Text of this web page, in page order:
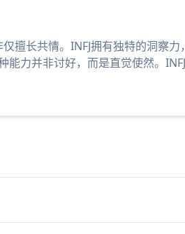
擅长共情。INFJ拥有独特的洞察
力并非讨好，而是直觉使然。